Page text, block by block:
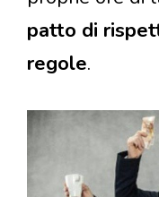
patto di
regole.